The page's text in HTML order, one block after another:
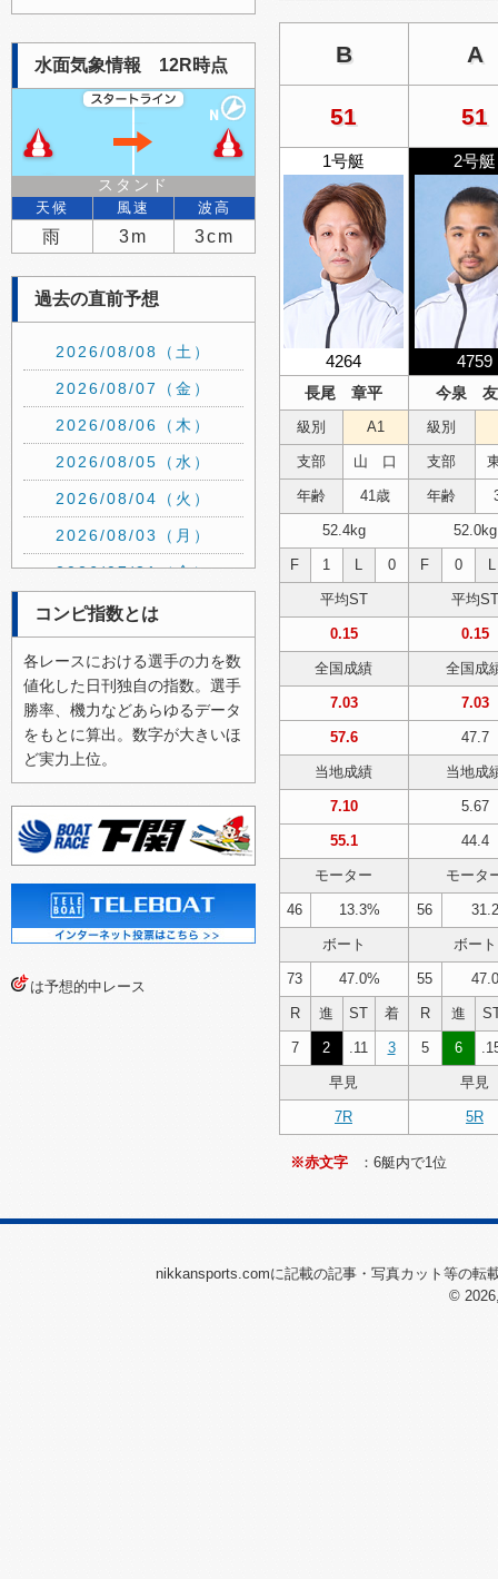
水面気象情報 12R時点
スタンド
天候 風速 波高
雨 3m 3cm
過去の直前予想
2026/08/08（土）
2026/08/07（金）
2026/08/06（木）
2026/08/05（水）
2026/08/04（火）
2026/08/03（月）
2026/07/31（金）
2026/07/30（木）
2026/07/28（火）
2026/07/27（月）
2026/07/24（金）
2026/07/22（水）
2026/07/21（火）
2026/07/20（月）
2026/07/19（日）
2026/07/13（月）
2026/06/30（火）
コンピ指数とは
各レースにおける選手の力を数
値化した日刊独自の指数。選手
勝率、機力などあらゆるデータ
をもとに算出。数字が大きいほ
ど実力上位。
は予想的中レース
B A
51 51
1号艇
4264
2号艇
4759
長尾 章平 今泉
級別 A1 級別
支部 山 口 支部
年齢 41歳 年齢
52.4kg 52.0kg
F 1 L 0 F 0 L
平均ST 平均ST
0.15 0.15
全国成績 全国成
7.03 7.03
57.6 47.7
当地成績 当地成
7.10 5.67
55.1 44.4
モーター モータ
46 13.3% 56
ボート ボート
73 47.0% 55
R 進 ST 着 R 進
7 2 .11 3 5 6
早見 早見
7R 5R
※赤文字 ：6艇内で1位
nikkansports.comに記載の記事・写真カット等の転
©